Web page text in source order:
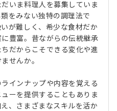
いま料理人を募集していま
をみない独特の調理法で
が難しく、希少な食材だか
豊富。昔ながらの伝統継承
だからこそできる変化や進
せんか。
インナップや内容を覚える
ーを提供することもありま
、さまざまなスキルを活か